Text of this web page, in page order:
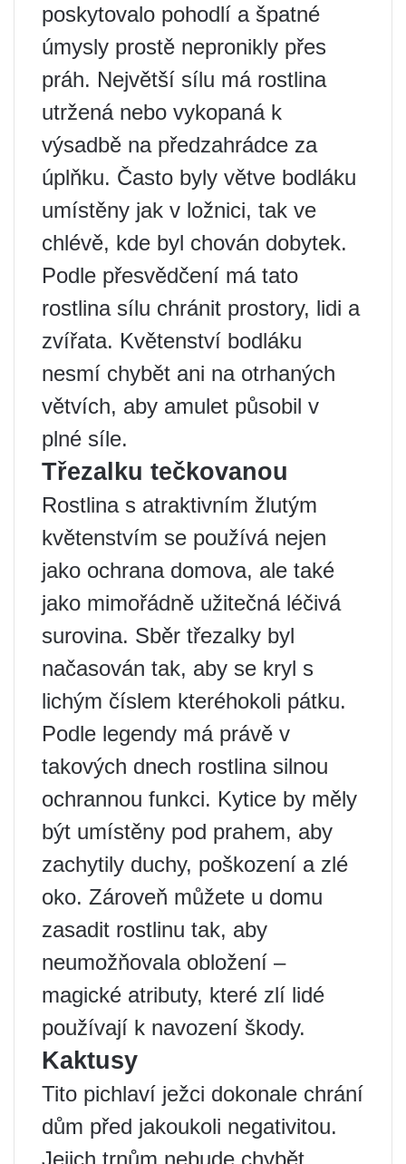
poskytovalo pohodlí a špatné
úmysly prostě nepronikly přes
práh. Největší sílu má rostlina
utržená nebo vykopaná k
výsadbě na předzahrádce za
úplňku. Často byly větve bodláku
umístěny jak v ložnici, tak ve
chlévě, kde byl chován dobytek.
Podle přesvědčení má tato
rostlina sílu chránit prostory, lidi a
zvířata. Květenství bodláku
nesmí chybět ani na otrhaných
větvích, aby amulet působil v
plné síle.
Třezalku tečkovanou
Rostlina s atraktivním žlutým
květenstvím se používá nejen
jako ochrana domova, ale také
jako mimořádně užitečná léčivá
surovina. Sběr třezalky byl
načasován tak, aby se kryl s
lichým číslem kteréhokoli pátku.
Podle legendy má právě v
takových dnech rostlina silnou
ochrannou funkci. Kytice by měly
být umístěny pod prahem, aby
zachytily duchy, poškození a zlé
oko. Zároveň můžete u domu
zasadit rostlinu tak, aby
neumožňovala obložení –
magické atributy, které zlí lidé
používají k navození škody.
Kaktusy
Tito pichlaví ježci dokonale chrání
dům před jakoukoli negativitou.
Jejich trnům nebude chybět